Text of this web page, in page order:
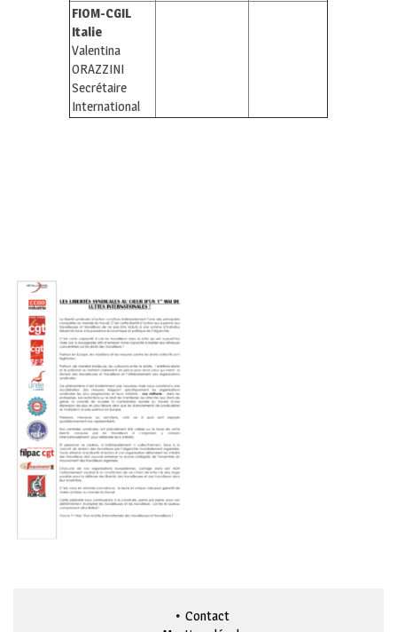
FIOM-CGIL
Italie
Valentina
ORAZZINI
Secrétaire
International
Contact